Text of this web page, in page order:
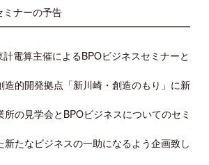
ナーの予告
電算主催によるBPOビジネスセミナーと
造的開発拠点「新川崎・創造のもり」に新
の見学会とBPOビジネスについてのセミ
新たなビジネスの一助になるよう企画致し